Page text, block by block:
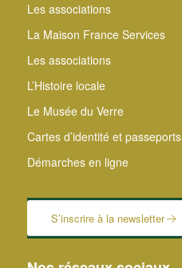
Les associations
La Maison France Services
Les associations
L’Histoire locale
Le Musée du Verre
Cartes d’identité et passeports
Démarches en ligne
S’inscrire à la newsletter